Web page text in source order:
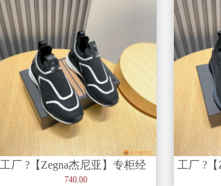
工厂 ?【Zegna杰尼亚】专柜经
典休闲鞋，以细节和创造力
740.00
工厂 ?
典休闲